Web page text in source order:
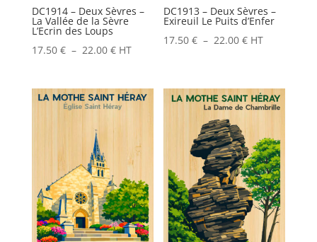
DC1914 – Deux Sèvres –
La Vallée de la Sèvre
L’Ecrin des Loups
17.50 € – 22.00 €Plage
prix :
17.50 €
HT
DC1913 – Deux Sèvres –
Exireuil Le Puits d’Enfer
17.50€ – 22.00€Plage
17.50 €
à
HT